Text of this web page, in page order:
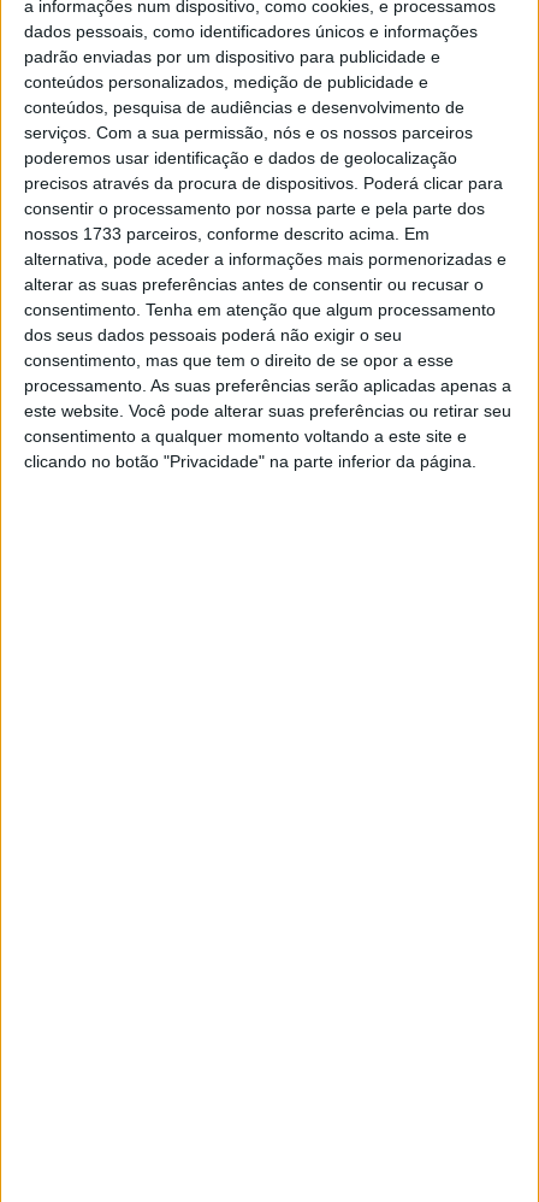
a informações num dispositivo, como cookies, e processamos
dados pessoais, como identificadores únicos e informações
padrão enviadas por um dispositivo para publicidade e
conteúdos personalizados, medição de publicidade e
conteúdos, pesquisa de audiências e desenvolvimento de
serviços. Com a sua permissão, nós e os nossos parceiros
poderemos usar identificação e dados de geolocalização
precisos através da procura de dispositivos. Poderá clicar para
consentir o processamento por nossa parte e pela parte dos
nossos 1733 parceiros, conforme descrito acima. Em
alternativa, pode aceder a informações mais pormenorizadas e
alterar as suas preferências antes de consentir ou recusar o
consentimento. Tenha em atenção que algum processamento
dos seus dados pessoais poderá não exigir o seu
consentimento, mas que tem o direito de se opor a esse
processamento. As suas preferências serão aplicadas apenas a
este website. Você pode alterar suas preferências ou retirar seu
consentimento a qualquer momento voltando a este site e
clicando no botão "Privacidade" na parte inferior da página.
Stadium, em San Diego.
Smith, que se qualificou em segundo lugar na corrida de
qualificação para o evento principal, subiu para terceiro
no início da corrida, emocionando uma multidão lotada. A
corrida foi intensa, com os líderes a lutarem arduamente
numa pista que punia os mais pequenos erros.
Smith usou a sua experiência para empurrar a sua TF
250-X para segundo depois da metade da corrida e
manteve a posição até à bandeira axadrezada. O final
ajudou-o a manter o pódio perfeito em 2025 e coloca-o
em segundo lugar na classificação da série 250SX Oeste.
Cinco pontos separam-no do líder do campeonato.
Artigos relacionados